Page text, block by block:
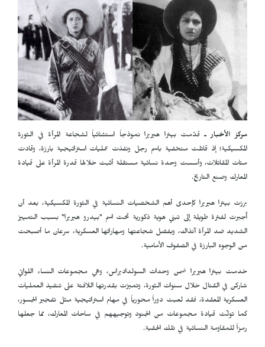
مركز الأخبار ـقدّمت بيترا هيريرا نموذجاً استثنائياً لشجاعة المرأة في الثورة
المكسيكية؛ إذ قاتلت متخفية باسم رجل ونفذت عمليات استراتيجية بارزة، وقادت
مئات المقاتلات، وأسست وحدة نسائية مستقلة أثبت خلالها قدرة المرأة على قيادة
المعارك وصنع التاريخ.
برزت بيترا هيريرا كإحدى أهم الشخصيات النسائية في الثورة المكسيكية، بعد أن
أُجبرت لفترة طويلة إلى تبني هوية ذكورية تحت اسم "بيدرو هيريرا" بسبب التمييز
الشديد ضد المرأة آنذاك، وبفضل شجاعتها ومهاراتها العسكرية، سرعان ما أصبحت
من الوجوه البارزة في الصفوف الأمامية.
خدمت بيترا هيريرا ضمن وحدات السولداديراس، وهي مجموعات النساء اللواتي
شاركن في القتال خلال سنوات الثورة، وتميزت بقدرتها اللافتة على تنفيذ العمليات
العسكرية المعقدة، فقد لعبت دوراً محورياً في مهام استراتيجية مثل تفجير الجسور،
كما تولّت قيادة مجموعات من الجنود وتوجيههم في ساحات المعارك، مما جعلها
رمزاً للمقاومة النسائية في تلك الحقبة.